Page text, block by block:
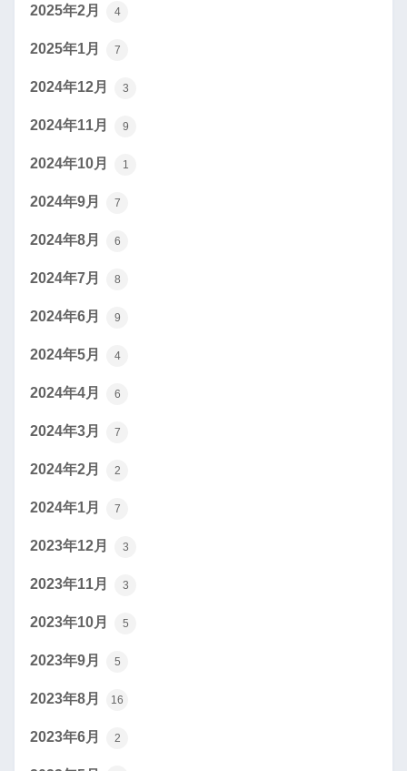
2025年2月 4
2025年1月 7
2024年12月 3
2024年11月 9
2024年10月 1
2024年9月 7
2024年8月 6
2024年7月 8
2024年6月 9
2024年5月 4
2024年4月 6
2024年3月 7
2024年2月 2
2024年1月 7
2023年12月 3
2023年11月 3
2023年10月 5
2023年9月 5
2023年8月 16
2023年6月 2